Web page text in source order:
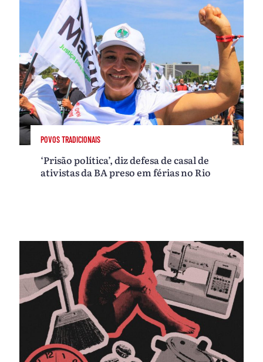
POVOS TRADICIONAIS
‘Prisão política’, diz defesa de casal de
ativistas da BA preso em férias no Rio